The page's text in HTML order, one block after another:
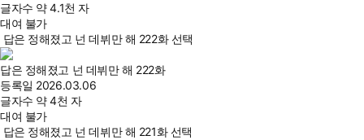
글자수 약 4.1천 자
대여 불가
답은 정해졌고 넌 데뷔만 해 222화 선택
답은 정해졌고 넌 데뷔만 해 222화
등록일 2026.03.06
글자수 약 4천 자
대여 불가
답은 정해졌고 넌 데뷔만 해 221화 선택